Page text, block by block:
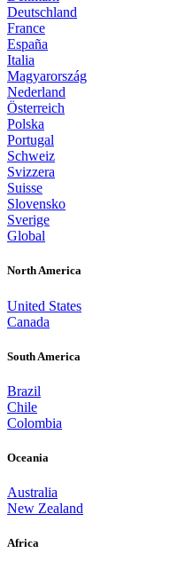
Deutschland
France
España
Italia
Magyarország
Nederland
Österreich
Polska
Portugal
Schweiz
Svizzera
Suisse
Slovensko
Sverige
Global
North America
United States
Canada
South America
Brazil
Chile
Colombia
Oceania
Australia
New Zealand
Africa